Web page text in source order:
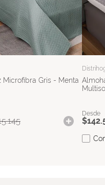
Microfibra Gris - Menta
.145 $142.